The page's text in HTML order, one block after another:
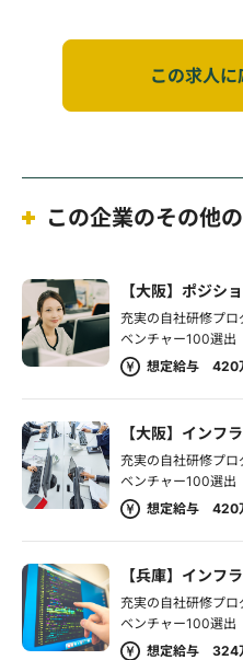
この求人に
この企業のその他
【大阪】ポジシ
充実の自社研修プ
ベンチャー100選出
想定給与 420
【大阪】インフ
充実の自社研修プ
ベンチャー100選出
想定給与 420
【兵庫】インフ
充実の自社研修プ
ベンチャー100選出
想定給与 324